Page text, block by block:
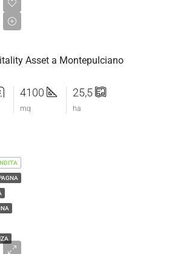
Asset a Montepulciano
4100
mq
25,5
ha